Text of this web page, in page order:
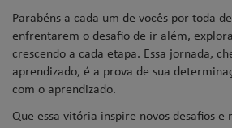
Parabéns a cada um de vocês por toda
enfrentarem o desafio de ir além,
crescendo a cada etapa. Essa jornada,
aprendizado, é a prova de sua
com o aprendizado.
Que essa vitória inspire novos desafios e